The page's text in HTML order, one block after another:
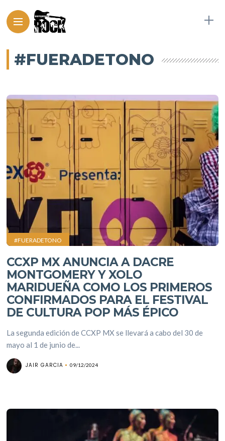
#FUERADETONO
#FUERADETONO
CCXP MX ANUNCIA A DACRE
MONTGOMERY Y XOLO
MARIDUEÑA COMO LOS PRIMEROS
CONFIRMADOS PARA EL FESTIVAL
DE CULTURA POP MÁS ÉPICO
La segunda edición de CCXP MX se llevará a cabo del 30 de
mayo al 1 de junio de...
JAIR GARCIA 09/12/2024